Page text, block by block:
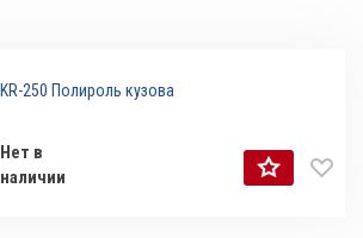
KR-250 Полироль кузова
Нет в
наличии